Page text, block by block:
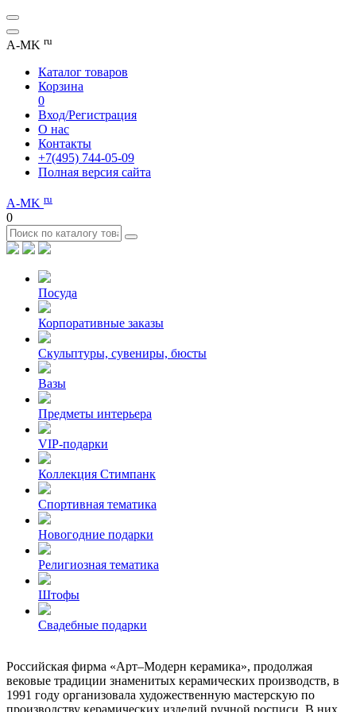
A-MK ru
Каталог товаров
Корзина
0
Вход/Регистрация
О нас
Контакты
+7(495) 744-05-09
Полная версия сайта
A-MK ru
0
Посуда
Корпоративные заказы
Скульптуры, сувениры, бюсты
Вазы
Предметы интерьера
VIP-подарки
Коллекция Стимпанк
Спортивная тематика
Новогодние подарки
Религиозная тематика
Штофы
Свадебные подарки
Российская фирма «Арт–Модерн керамика», продолжая
вековые традиции знаменитых керамических производств, в
1991 году организовала художественную мастерскую по
производству керамических изделий ручной росписи. В них